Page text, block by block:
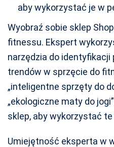
aby wykorzystać je w
Wyobraź sobie sklep
fitnessu. Ekspert
narzędzia do
trendów w sprzęcie do
„inteligentne sprzęty do
„ekologiczne maty do
sklep, aby wykorzystać te
Umiejętność eksperta w